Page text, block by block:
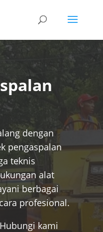
dengan
pengaspalan
teknis
alat
berbagai
profesional.
kami